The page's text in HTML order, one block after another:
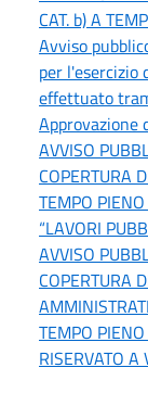
CAT. b) A
Avviso
per l'esercizio
effettuato
Approvazione
AVVISO
COPERTURA
TEMPO
“LAVORI
AVVISO
COPERTURA
TEMPO
RISERVATO A